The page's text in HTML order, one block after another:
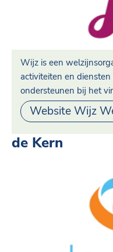
Wijz is een
activiteiten en
ondersteunen bij het
Website Wijz
de Kern